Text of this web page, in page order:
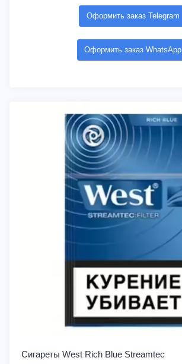
Оформить заказ Telegram
Оформить заказ WhatsApp
Сигареты West Rich Blue Streamtec